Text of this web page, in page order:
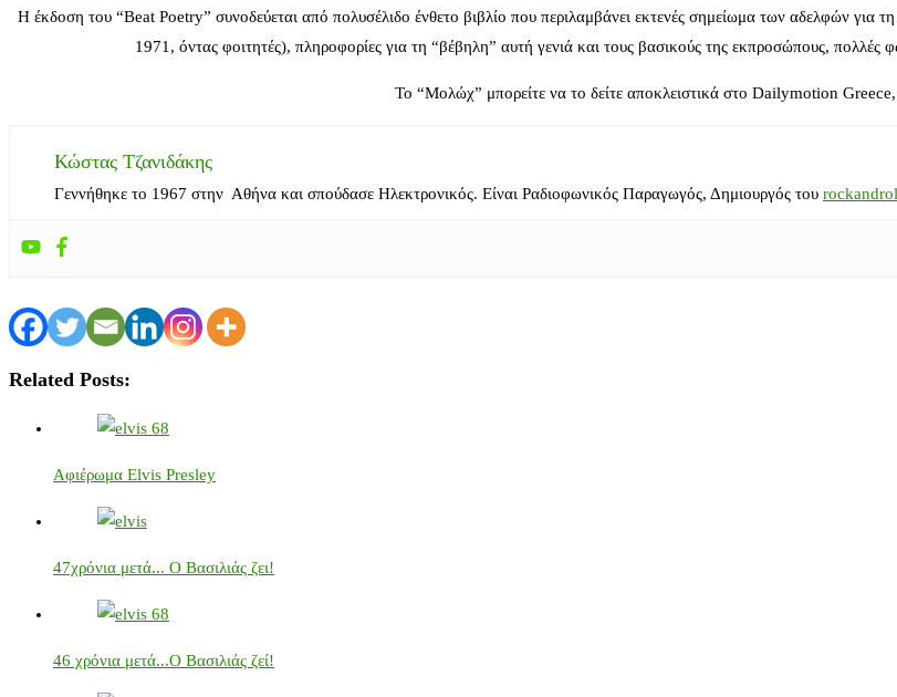
Η έκδοση του “Beat Poetry” συνοδεύεται από πολυσέλιδο ένθετο βιβλίο που περιλαμβάνει εκτενές σημείωμα των αδελφών για
1971, όντας φοιτητές), πληροφορίες για τη “βέβηλη” αυτή γενιά και τους βασικούς της εκπροσώπους,
To “Μολώχ” μπορείτε να το δείτε αποκλειστικά στο Dailymotion
Κώστας Τζανιδάκης
Γεννήθηκε το 1967 στην Αθήνα και σπούδασε Ηλεκτρονικός. Είναι Ραδιοφωνικός Παραγωγός, Δημιουργός του
Related Posts:
Αφιέρωμα Elvis Presley
47χρόνια μετά... Ο Βασιλιάς ζει!
46 χρόνια μετά...Ο Βασιλιάς ζεί!